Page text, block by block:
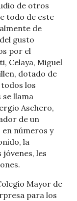
de otros
todo de este
de
gusto
por el
Celaya, Miguel
dotado de
los
llama
Aschero,
de un
en números y
la
les
Mayor de
para los